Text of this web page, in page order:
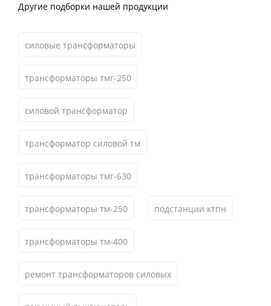
Другие подборки нашей продукции
силовые трансформаторы
трансформаторы тмг-250
силовой трансформатор
трансформатор силовой тм
трансформаторы тмг-630
трансформаторы тм-250 подстанции ктпн
трансформаторы тм-400
ремонт трансформаторов силовых